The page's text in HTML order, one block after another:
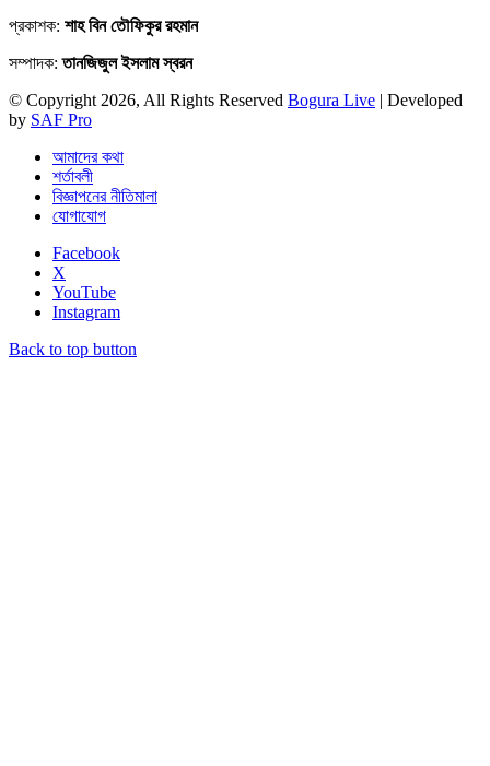
প্রকাশক: শাহ বিন তৌফিকুর রহমান
সম্পাদক:তানজিজুল ইসলাম স্বরন
© Copyright 2026, All Rights Reserved Bogura Live | Developed
by SAF Pro
আমাদের কথা
শর্তাবলী
বিজ্ঞাপনের নীতিমালা
যোগাযোগ
Facebook
X
YouTube
Instagram
Back to top button